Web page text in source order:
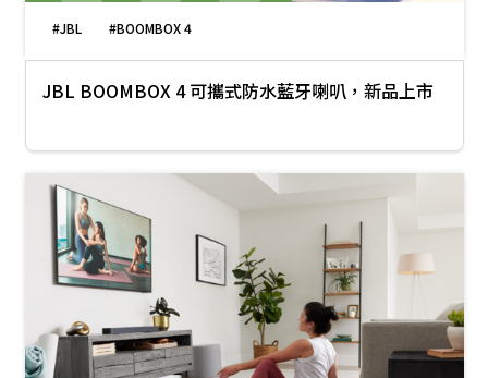
#JBL #BOOMBOX 4
JBL BOOMBOX 4 可攜式防水藍牙喇叭，新品上市